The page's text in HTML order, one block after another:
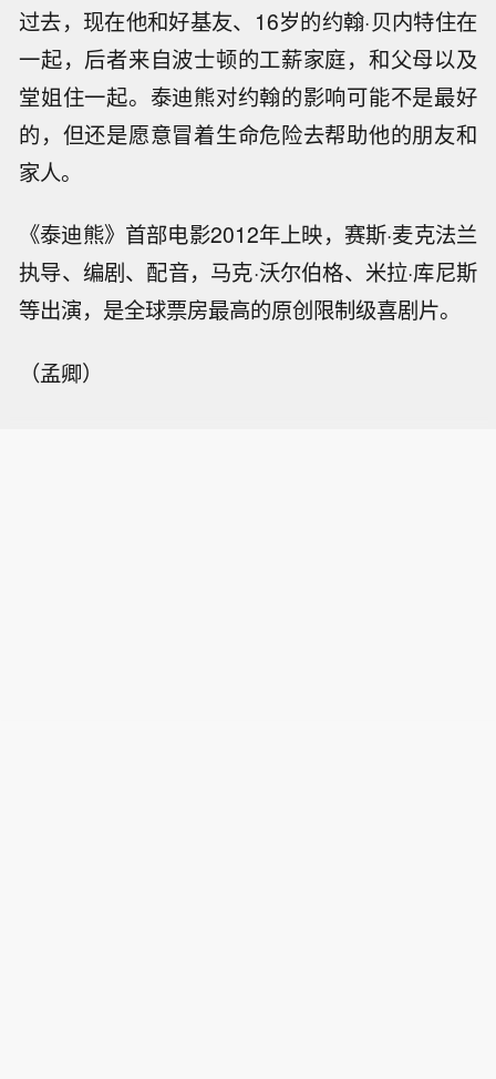
过去，现在他和好基友、16岁的约翰·贝内特住在
一起，后者来自波士顿的工薪家庭，和父母以及
堂姐住一起。泰迪熊对约翰的影响可能不是最好
的，但还是愿意冒着生命危险去帮助他的朋友和
家人。
《泰迪熊》首部电影2012年上映，赛斯·麦克法兰
执导、编剧、配音，马克·沃尔伯格、米拉·库尼斯
等出演，是全球票房最高的原创限制级喜剧片。
（孟卿）